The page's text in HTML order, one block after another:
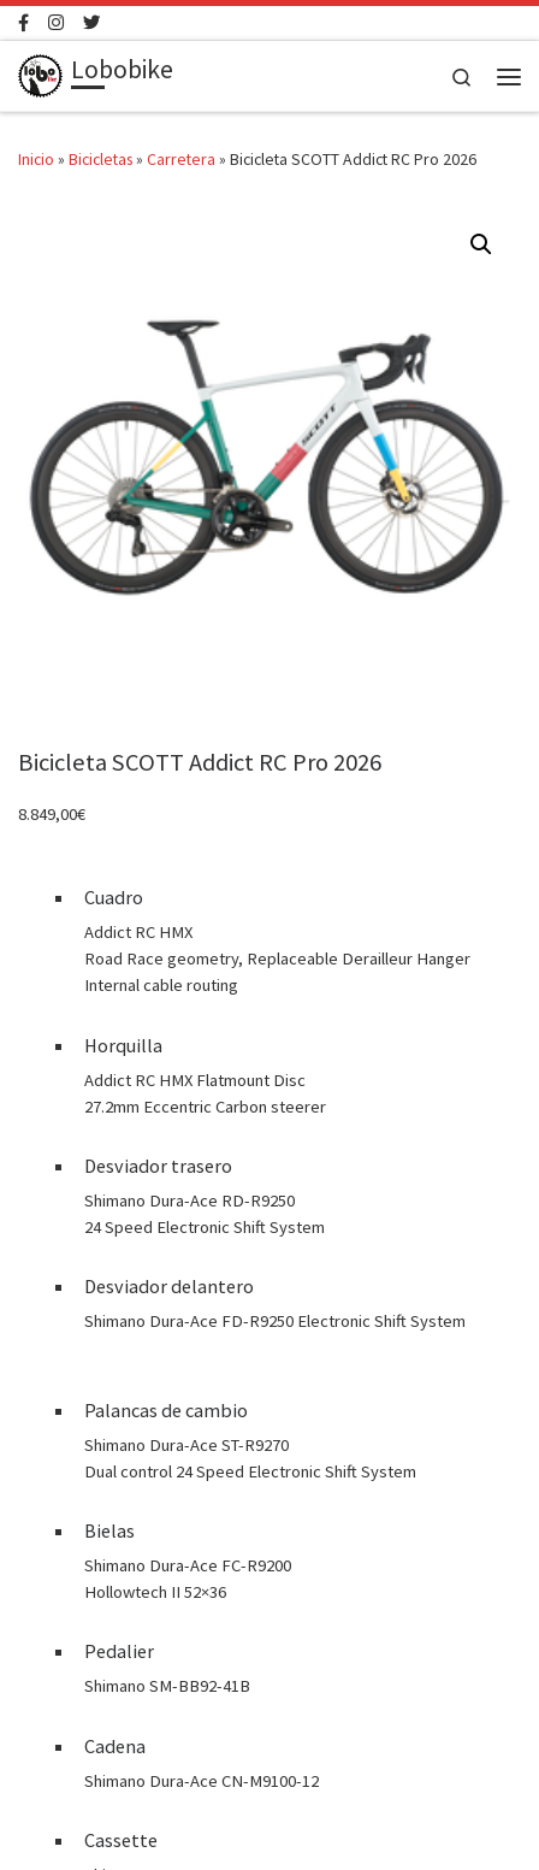
Saltar al contenido
Lobobike
Search
Inicio » Bicicletas» Carretera » Bicicleta SCOTT Addict RC Pro 2026
Bicicleta SCOTT Addict RC Pro 2026
8.849,00€
Cuadro
Addict RC HMX
Road Race geometry, Replaceable Derailleur Hanger
Internal cable routing
Horquilla
Addict RC HMX Flatmount Disc
27.2mm Eccentric Carbon steerer
Desviador trasero
Shimano Dura-Ace RD-R9250
24 Speed Electronic Shift System
Desviador delantero
Shimano Dura-Ace FD-R9250 Electronic Shift System
Palancas de cambio
Shimano Dura-Ace ST-R9270
Dual control 24 Speed Electronic Shift System
Bielas
Shimano Dura-Ace FC-R9200
Hollowtech II 52×36
Pedalier
Shimano SM-BB92-41B
Cadena
Shimano Dura-Ace CN-M9100-12
Cassette